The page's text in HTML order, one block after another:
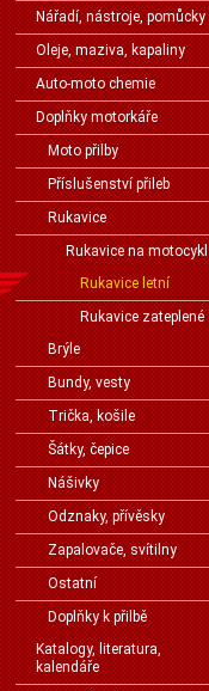
Nářadí, nástroje, pomůcky
Oleje, maziva, kapaliny
Auto-moto chemie
Doplňky motorkáře
Moto přilby
Příslušenství přileb
Rukavice
Rukavice na motocykl
Rukavice letní
Rukavice zateplené
Brýle
Bundy, vesty
Trička, košile
Šátky, čepice
Nášivky
Odznaky, přívěsky
Zapalovače, svítilny
Ostatní
Doplňky k přilbě
Katalogy, literatura,
kalendáře